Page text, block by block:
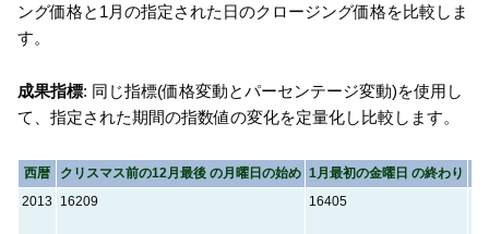
ング価格と1月の指定された日のクロージング価格を比較しま
す。
成果指標: 同じ指標(価格変動とパーセンテージ変動)を使用し
て、指定された期間の指数値の変化を定量化し比較します。
西暦 クリスマス前の12月最後 の月曜日の始め 1月最初の金曜日 の終わり
2013 16209 16405